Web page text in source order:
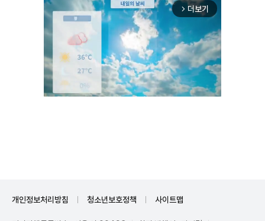
arrow_forward_ios 더보기
개인정보처리방침 청소년보호정책 사이트맵